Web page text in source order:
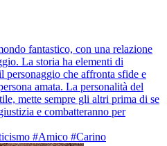
fantastico, con una relazione
La storia ha elementi di
personaggio che affronta sfide e
amata. La personalità del
mette sempre gli altri prima di se
e combatteranno per
#Amico #Carino